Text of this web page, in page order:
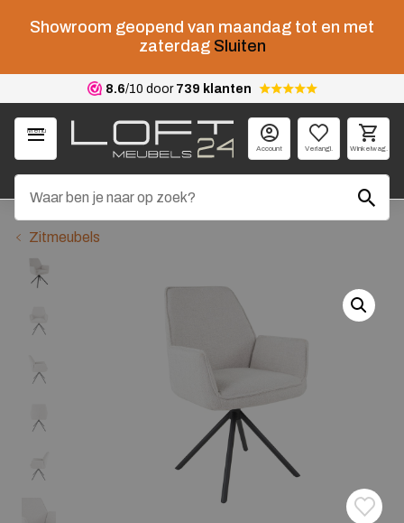
Showroom geopend van maandag tot en met
zaterdag Sluiten
8.6/10 door 739 klanten
Menu
Account Verlangl. Winkelwag.
Zitmeubels